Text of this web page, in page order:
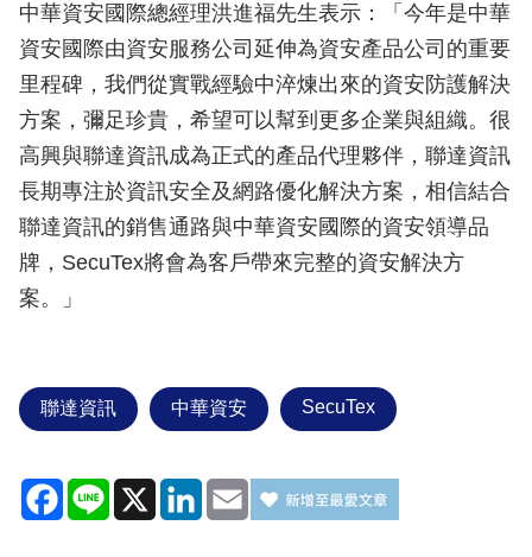
中華資安國際總經理洪進福先生表示：「今年是中華
資安國際由資安服務公司延伸為資安產品公司的重要
里程碑，我們從實戰經驗中淬煉出來的資安防護解決
方案，彌足珍貴，希望可以幫到更多企業與組織。很
高興與聯達資訊成為正式的產品代理夥伴，聯達資訊
長期專注於資訊安全及網路優化解決方案，相信結合
聯達資訊的銷售通路與中華資安國際的資安領導品
牌，SecuTex將會為客戶帶來完整的資安解決方
案。」
聯達資訊 中華資安 SecuTex
Facebook
Line X LinkedIn
Email